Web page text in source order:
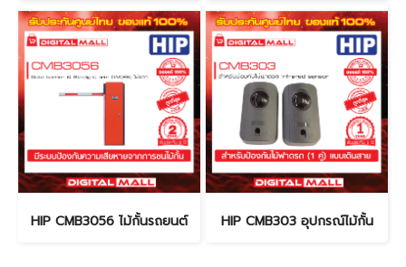
HIP CMB3056 ไม้กั้นรถยนต์ HIP CMB303 อุปกรณ์ไม้กั้น